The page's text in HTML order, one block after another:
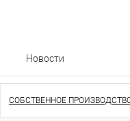
Новости
СОБСТВЕННОЕ